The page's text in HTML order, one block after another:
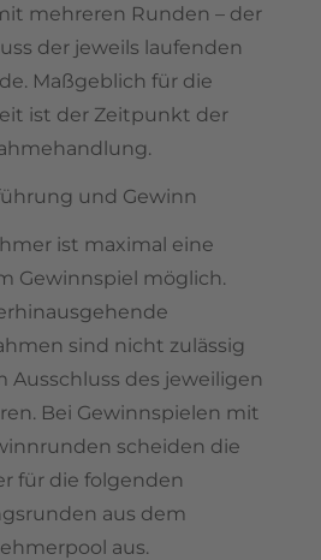
mehreren Runden – der
der jeweils laufenden
Maßgeblich für die
ist der Zeitpunkt der
und Gewinn
ist maximal eine
Gewinnspiel möglich.
sind nicht zulässig
Ausschluss des jeweiligen
Bei Gewinnspielen mit
scheiden die
für die folgenden
aus dem
aus.